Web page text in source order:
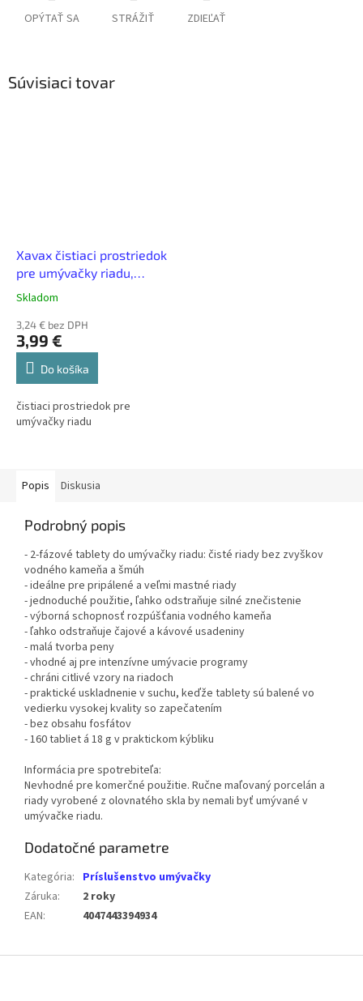
OPÝTAŤ SA STRÁŽIŤ ZDIEĽAŤ
Súvisiaci tovar
Xavax čistiaci prostriedok
pre umývačky riadu,
svieža vôňa, 250 ml
Skladom
3,24 € bez DPH
3,99 €
Do košíka
čistiaci prostriedok pre
umývačky riadu
Popis Diskusia
Podrobný popis
- 2-fázové tablety do umývačky riadu: čisté riady bez zvyškov
vodného kameňa a šmúh
- ideálne pre pripálené a veľmi mastné riady
- jednoduché použitie, ľahko odstraňuje silné znečistenie
- výborná schopnosť rozpúšťania vodného kameňa
- ľahko odstraňuje čajové a kávové usadeniny
- malá tvorba peny
- vhodné aj pre intenzívne umývacie programy
- chráni citlivé vzory na riadoch
- praktické uskladnenie v suchu, keďže tablety sú balené vo
vedierku vysokej kvality so zapečatením
- bez obsahu fosfátov
- 160 tabliet á 18 g v praktickom kýbliku
Informácia pre spotrebiteľa:
Nevhodné pre komerčné použitie. Ručne maľovaný porcelán a
riady vyrobené z olovnatého skla by nemali byť umývané v
umývačke riadu.
Dodatočné parametre
Kategória: Príslušenstvo umývačky
Záruka:
2 roky
EAN: 4047443394934